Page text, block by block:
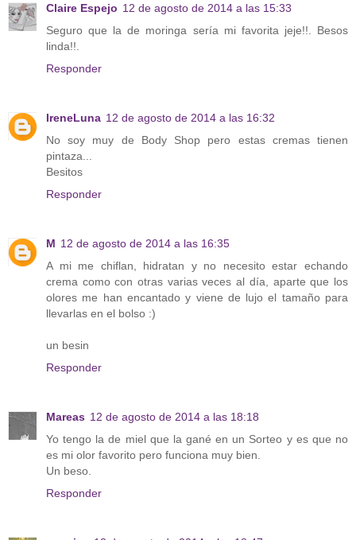
Claire Espejo 12 de agosto de 2014 a las 15:33
Seguro que la de moringa sería mi favorita jeje!!. Besos
linda!!.
Responder
IreneLuna 12 de agosto de 2014 a las 16:32
No soy muy de Body Shop pero estas cremas tienen
pintaza...
Besitos
Responder
M 12 de agosto de 2014 a las 16:35
A mi me chiflan, hidratan y no necesito estar echando
crema como con otras varias veces al día, aparte que los
olores me han encantado y viene de lujo el tamaño para
llevarlas en el bolso :)
un besin
Responder
Mareas 12 de agosto de 2014 a las 18:18
Yo tengo la de miel que la gané en un Sorteo y es que no
es mi olor favorito pero funciona muy bien.
Un beso.
Responder